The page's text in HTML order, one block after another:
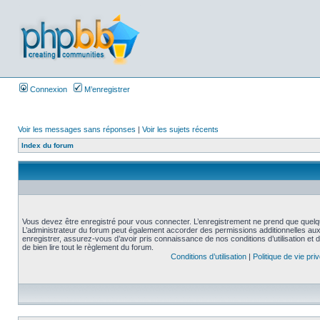
Connexion M’enregistrer
Voir les messages sans réponses | Voir les sujets récents
Index du forum
Vous devez être enregistré pour vous connecter. L’enregistrement ne prend que
L’administrateur du forum peut également accorder des permissions additionnelles
enregistrer, assurez-vous d’avoir pris connaissance de nos conditions d’utilisation et
de bien lire tout le règlement du forum.
Conditions d’utilisation| Politique de vie